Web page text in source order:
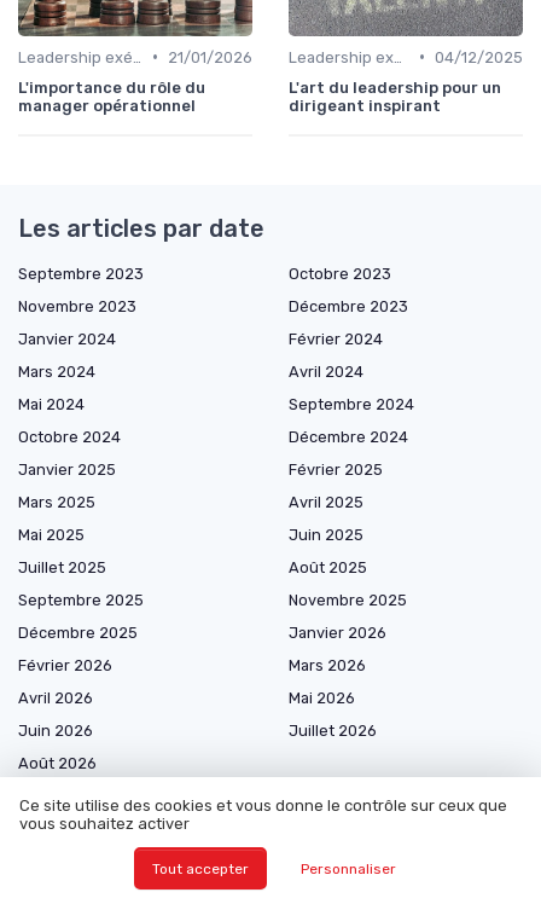
•
21/01/2026
L'importance du rôle du
manager opérationnel
• 04/12/2025
L'art du leadership pour un
dirigeant inspirant
Les articles par date
Septembre 2023
Octobre 2023
Novembre 2023
Décembre 2023
Janvier 2024
Février 2024
Mars 2024
Avril 2024
Mai 2024
Septembre 2024
Octobre 2024
Décembre 2024
Janvier 2025
Février 2025
Mars 2025
Avril 2025
Mai 2025
Juin 2025
Juillet 2025
Août 2025
Septembre 2025
Novembre 2025
Décembre 2025
Janvier 2026
Février 2026
Mars 2026
Avril 2026
Mai 2026
Juin 2026
Juillet 2026
Août 2026
Marketplace de prestataires
Ce site utilise des cookies et vous donne le contrôle sur ceux que
vous souhaitez activer
Tout accepter Personnaliser